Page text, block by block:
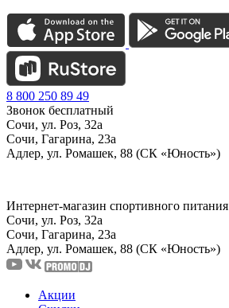
8 800 250 89 49
Звонок бесплатный
Сочи, ул. Роз, 32а
Сочи, Гагарина, 23а
Адлер, ул. Ромашек, 88 (СК «Юность»)
Интернет-магазин спортивного питания
Сочи, ул. Роз, 32а
Сочи, Гагарина, 23а
Адлер, ул. Ромашек, 88 (СК «Юность»)
Акции